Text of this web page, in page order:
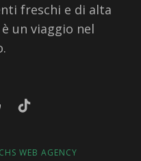
freschi e di alta
un viaggio nel
WEB AGENCY